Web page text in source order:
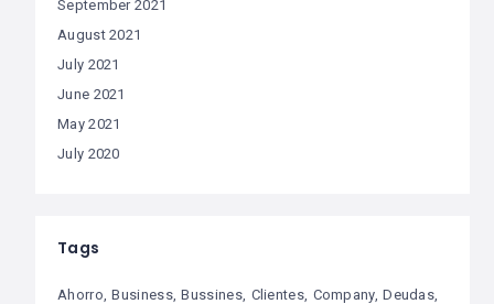
September 2021
August 2021
July 2021
June 2021
May 2021
July 2020
Tags
Ahorro Business Bussines Clientes Company Deudas